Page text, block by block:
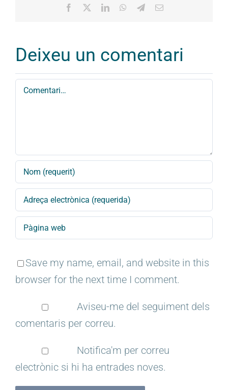
Facebook LinkedInWhatsApp
TelegramEmail:
Deixeu un comentari
Comment
Save my name, email, and website in this
browser for the next time I comment.
Aviseu-me del seguiment dels
comentaris per correu.
Notifica'm per correu
electrònic si hi ha entrades noves.